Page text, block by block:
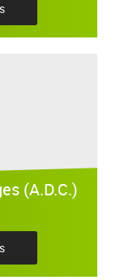
(A.D.C.)